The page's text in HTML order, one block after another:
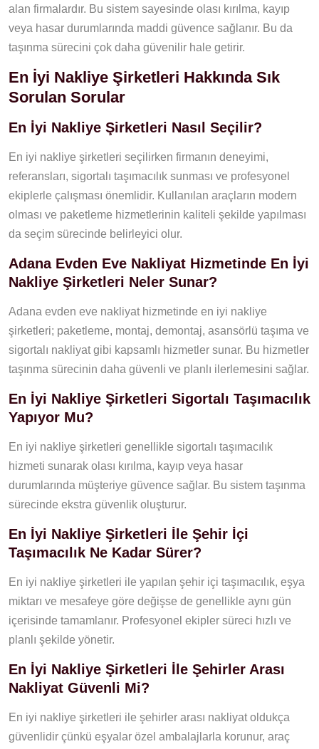
alan firmalardır. Bu sistem sayesinde olası kırılma, kayıp
veya hasar durumlarında maddi güvence sağlanır. Bu da
taşınma sürecini çok daha güvenilir hale getirir.
En İyi Nakliye Şirketleri Hakkında Sık
Sorulan Sorular
En İyi Nakliye Şirketleri Nasıl Seçilir?
En iyi nakliye şirketleri seçilirken firmanın deneyimi,
referansları, sigortalı taşımacılık sunması ve profesyonel
ekiplerle çalışması önemlidir. Kullanılan araçların modern
olması ve paketleme hizmetlerinin kaliteli şekilde yapılması
da seçim sürecinde belirleyici olur.
Adana Evden Eve Nakliyat Hizmetinde En İyi
Nakliye Şirketleri Neler Sunar?
Adana evden eve nakliyat hizmetinde en iyi nakliye
şirketleri; paketleme, montaj, demontaj, asansörlü taşıma ve
sigortalı nakliyat gibi kapsamlı hizmetler sunar. Bu hizmetler
taşınma sürecinin daha güvenli ve planlı ilerlemesini sağlar.
En İyi Nakliye Şirketleri Sigortalı Taşımacılık
Yapıyor Mu?
En iyi nakliye şirketleri genellikle sigortalı taşımacılık
hizmeti sunarak olası kırılma, kayıp veya hasar
durumlarında müşteriye güvence sağlar. Bu sistem taşınma
sürecinde ekstra güvenlik oluşturur.
En İyi Nakliye Şirketleri İle Şehir İçi
Taşımacılık Ne Kadar Sürer?
En iyi nakliye şirketleri ile yapılan şehir içi taşımacılık, eşya
miktarı ve mesafeye göre değişse de genellikle aynı gün
içerisinde tamamlanır. Profesyonel ekipler süreci hızlı ve
planlı şekilde yönetir.
En İyi Nakliye Şirketleri İle Şehirler Arası
Nakliyat Güvenli Mi?
En iyi nakliye şirketleri ile şehirler arası nakliyat oldukça
güvenlidir çünkü eşyalar özel ambalajlarla korunur, araç